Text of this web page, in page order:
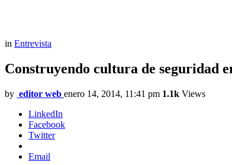
in Entrevista
Construyendo cultura de seguridad
by editor web enero 14, 2014, 11:41 pm 1.1k Views
LinkedIn
Facebook
Twitter
Email